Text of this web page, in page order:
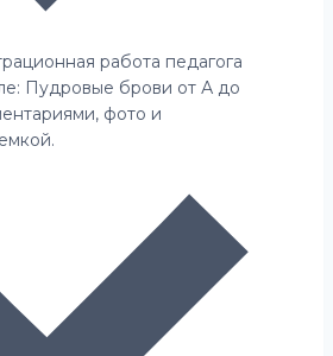
работа педагога
Пудровые брови от А до
фото и